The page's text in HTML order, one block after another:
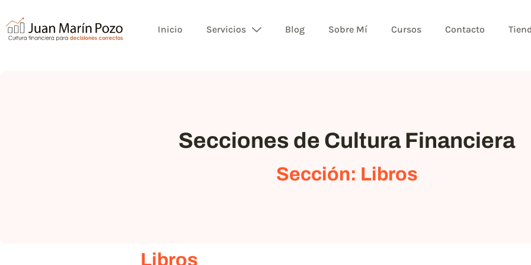
Inicio Servicios Blog Sobre Mí Cursos Contacto
Secciones de Cultura Financiera
Sección: Libros
Libros